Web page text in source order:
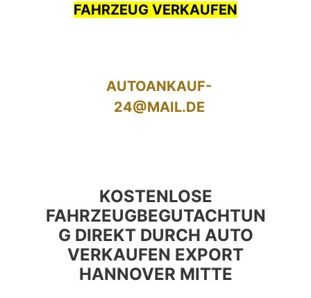
FAHRZEUG VERKAUFEN
AUTOANKAUF-
24@MAIL.DE
KOSTENLOSE
FAHRZEUGBEGUTACHTUN
G DIREKT DURCH AUTO
VERKAUFEN EXPORT
HANNOVER MITTE